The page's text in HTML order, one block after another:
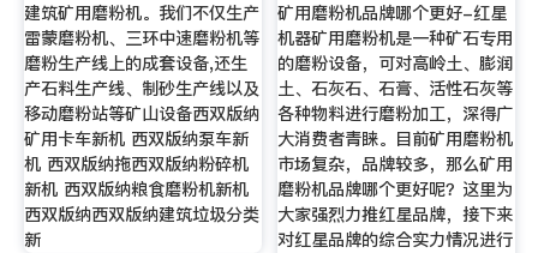
建筑矿用磨粉机。我们不仅生产
雷蒙磨粉机、三环中速磨粉机等
磨粉生产线上的成套设备,还生
产石料生产线、制砂生产线以及
移动磨粉站等矿山设备西双版纳
矿用卡车新机 西双版纳泵车新
机 西双版纳拖西双版纳粉碎机
新机 西双版纳粮食磨粉机新机
西双版纳西双版纳建筑垃圾分类
新
矿用磨粉机品牌哪个更好-红星
机器矿用磨粉机是一种矿石专用
的磨粉设备，可对高岭土、膨润
土、石灰石、石膏、活性石灰等
各种物料进行磨粉加工，深得广
大消费者青睐。目前矿用磨粉机
市场复杂，品牌较多，那么矿用
磨粉机品牌哪个更好呢？这里为
大家强烈力推红星品牌，接下来
对红星品牌的综合实力情况进行